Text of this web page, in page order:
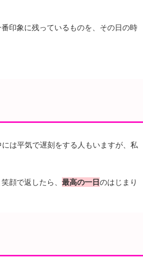
印象に残っているものを、その日の時
は平気で遅刻をする人もいますが、私
顔で返したら、 最高の一日のはじまり